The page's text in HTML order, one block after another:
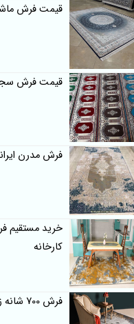
قیمت فرش ماشینی 1500 شانه
قیمت فرش سجاده ای
فرش مدرن ایرانی
کارخانه
فرش 700 شانه زیر قیمتی